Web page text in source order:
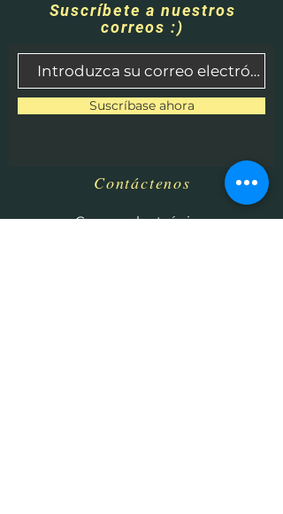
Suscríbete a nuestros
correos :)
Suscríbase ahora
Contáctenos
​Correo electrónico: